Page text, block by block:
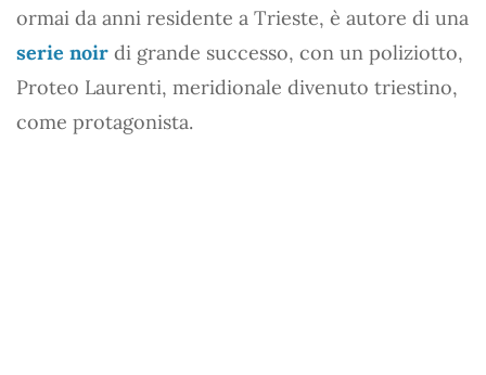
ormai da anni residente a Trieste, è autore di una
serie noir di grande successo, con un poliziotto,
Proteo Laurenti, meridionale divenuto triestino,
come protagonista.